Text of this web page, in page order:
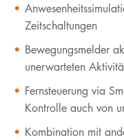
Zeitschaltungen
Bewegungsmelder
unerwarteten
Fernsteuerung via
Kontrolle auch von
Kombination mit